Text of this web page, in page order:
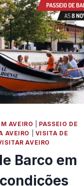
AVEIRO
PASSEIO DE
AVEIRO
VISITA DE
AVEIRO
Barco em